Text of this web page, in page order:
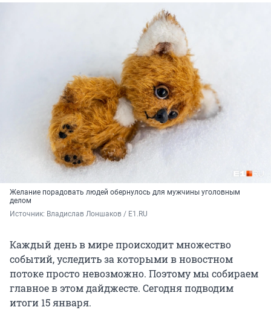
Желание порадовать людей обернулось для мужчины уголовным
делом
Источник: Владислав Лоншаков / E1.RU
Каждый день в мире происходит множество
событий, уследить за которыми в новостном
потоке просто невозможно. Поэтому мы собираем
главное в этом дайджесте. Сегодня подводим
итоги 15 января.